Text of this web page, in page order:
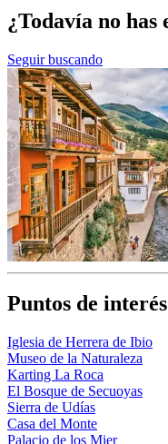
¿Todavía no
Seguir buscando
Puntos de
Iglesia de Herrera de Ibio
Museo de la Naturaleza
Karting La Roca
El Bosque de Secuoyas
Sierra de Udías
Casa del Monte
Palacio de los Mier